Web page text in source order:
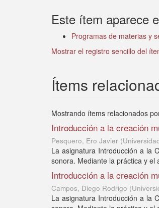
Este ítem aparece
Programas de materias y
Mostrar el registro sencillo del
Ítems
Mostrando ítems relacionados
Introducción a la creación
Pesquero, Ero Javier (
La asignatura Introducción a la
sonora. Mediante la práctica y el
Introducción a la creación
Campos, Diego Rodrigo (
La asignatura Introducción a la